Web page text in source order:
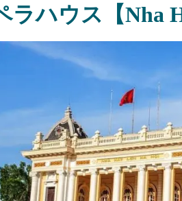
ラハウス【Nha